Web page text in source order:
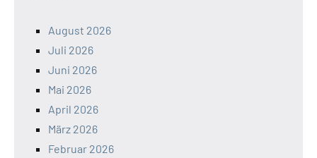
August 2026
Juli 2026
Juni 2026
Mai 2026
April 2026
März 2026
Februar 2026